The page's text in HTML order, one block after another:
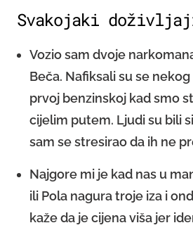
Svakojaki
Vozio sam dvoje
Beča. Nafiksali su se
prvoj benzinskoj kad smo
cijelim putem. Ljudi su bili
sam se stresirao da ih ne
Najgore mi je kad nas u
ili Pola nagura troje iza i
kaže da je cijena viša jer